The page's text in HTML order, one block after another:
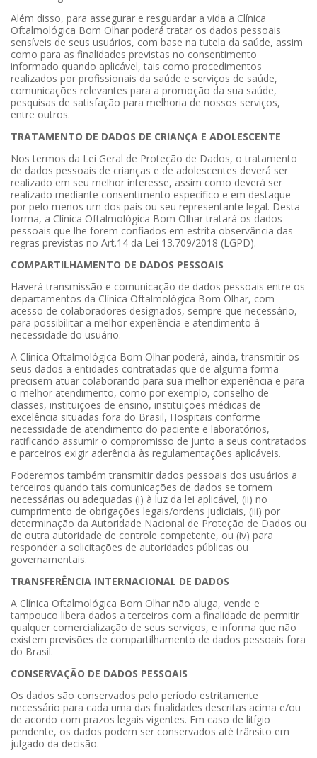
Além disso, para assegurar e resguardar a vida a Clínica
Oftalmológica Bom Olhar poderá tratar os dados pessoais
sensíveis de seus usuários, com base na tutela da saúde, assim
como para as finalidades previstas no consentimento
informado quando aplicável, tais como procedimentos
realizados por profissionais da saúde e serviços de saúde,
comunicações relevantes para a promoção da sua saúde,
pesquisas de satisfação para melhoria de nossos serviços,
entre outros.
TRATAMENTO DE DADOS DE CRIANÇA E ADOLESCENTE
Nos termos da Lei Geral de Proteção de Dados, o tratamento
de dados pessoais de crianças e de adolescentes deverá ser
realizado em seu melhor interesse, assim como deverá ser
realizado mediante consentimento específico e em destaque
por pelo menos um dos pais ou seu representante legal. Desta
forma, a Clínica Oftalmológica Bom Olhar tratará os dados
pessoais que lhe forem confiados em estrita observância das
regras previstas no Art.14 da Lei 13.709/2018 (LGPD).
COMPARTILHAMENTO DE DADOS PESSOAIS
Haverá transmissão e comunicação de dados pessoais entre os
departamentos da Clínica Oftalmológica Bom Olhar, com
acesso de colaboradores designados, sempre que necessário,
para possibilitar a melhor experiência e atendimento à
necessidade do usuário.
A Clínica Oftalmológica Bom Olhar poderá, ainda, transmitir os
seus dados a entidades contratadas que de alguma forma
precisem atuar colaborando para sua melhor experiência e para
o melhor atendimento, como por exemplo, conselho de
classes, instituições de ensino, instituições médicas de
excelência situadas fora do Brasil, Hospitais conforme
necessidade de atendimento do paciente e laboratórios,
ratificando assumir o compromisso de junto a seus contratados
e parceiros exigir aderência às regulamentações aplicáveis.
Poderemos também transmitir dados pessoais dos usuários a
terceiros quando tais comunicações de dados se tornem
necessárias ou adequadas (i) à luz da lei aplicável, (ii) no
cumprimento de obrigações legais/ordens judiciais, (iii) por
determinação da Autoridade Nacional de Proteção de Dados ou
de outra autoridade de controle competente, ou (iv) para
responder a solicitações de autoridades públicas ou
governamentais.
TRANSFERÊNCIA INTERNACIONAL DE DADOS
A Clínica Oftalmológica Bom Olhar não aluga, vende e
tampouco libera dados a terceiros com a finalidade de permitir
qualquer comercialização de seus serviços, e informa que não
existem previsões de compartilhamento de dados pessoais fora
do Brasil.
CONSERVAÇÃO DE DADOS PESSOAIS
Os dados são conservados pelo período estritamente
necessário para cada uma das finalidades descritas acima e/ou
de acordo com prazos legais vigentes. Em caso de litígio
pendente, os dados podem ser conservados até trânsito em
julgado da decisão.